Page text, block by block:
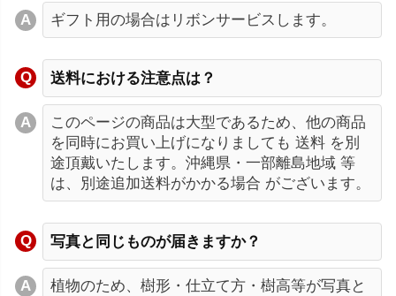
ギフト用の場合はリボンサービスします。
送料における注意点は？
このページの商品は大型であるため、他の商品
を同時にお買い上げになりましても 送料 を別
途頂戴いたします。沖縄県・一部離島地域 等
は、別途追加送料がかかる場合 がございます。
写真と同じものが届きますか？
植物のため、樹形・仕立て方・樹高等が写真と